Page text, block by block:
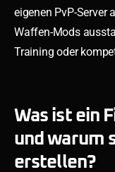
eigenen PvP-Server
Waffen-Mods
Training oder
Was ist ein
und warum
erstellen?